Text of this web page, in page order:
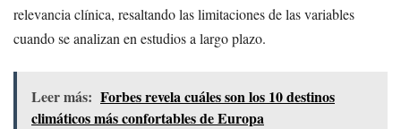
relevancia clínica, resaltando las limitaciones de las variables
cuando se analizan en estudios a largo plazo.
Leer más: Forbes revela cuáles son los 10 destinos
climáticos más confortables de Europa